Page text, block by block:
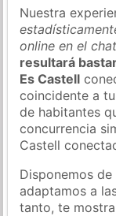
Nuestra
online en el
resultará
Es Castell
coincidente a
de habitantes
concurrencia
Castell
Disponemos de
adaptamos a
tanto, te